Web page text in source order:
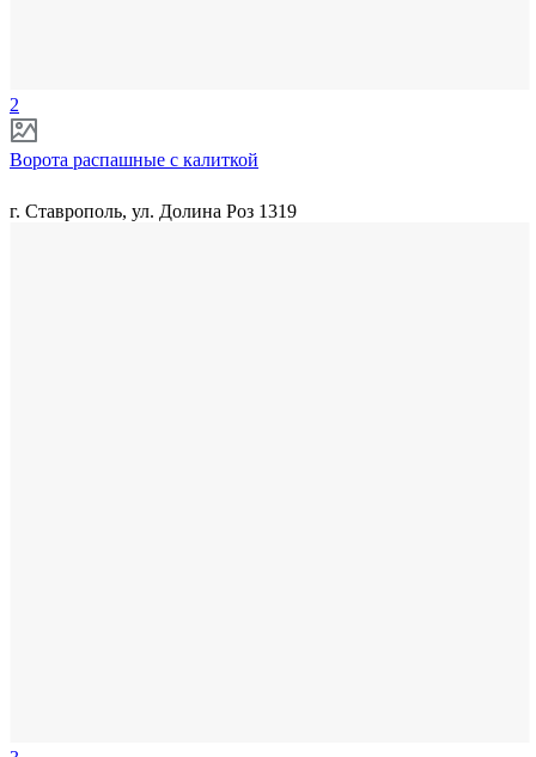
2
Ворота распашные с калиткой
г. Ставрополь, ул. Долина Роз 1319